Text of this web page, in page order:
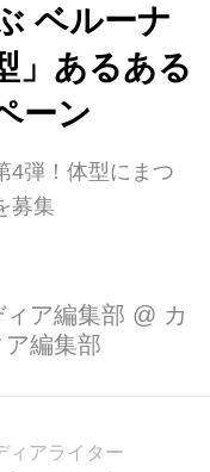
ベルーナ
」あるある
ーン
4弾！体型にまつ
募集
ア編集部 @ カ
編集部
ィアライター